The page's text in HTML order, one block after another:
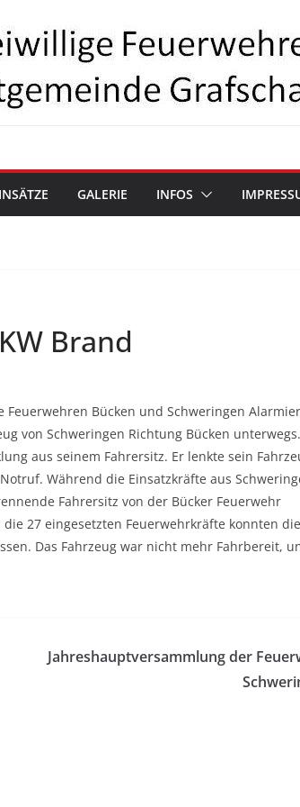
GALERIE INFOS
Brand
Bücken und Schweringen
von Schweringen Richtung Bücken
aus seinem Fahrersitz. Er lenkte sein
Während die Einsatzkräfte aus
Fahrersitz von der Bücker Feuerwehr
27 eingesetzten Feuerwehrkräfte konnten die
Das Fahrzeug war nicht mehr Fahrbereit,
Jahreshauptversammlung der